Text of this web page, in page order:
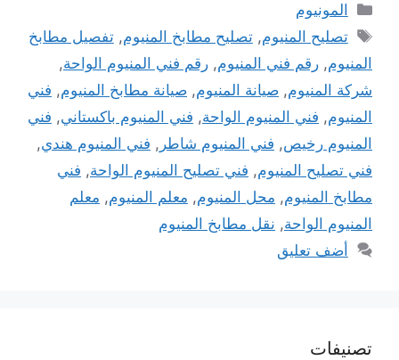
التصنيفات
المونيوم
الوسوم
تصليح المنيوم,تصليح مطابخ المنيوم,تفصيل مطابخ
المنيوم, رقم فني المنيوم, رقم فني المنيوم الواحة,
شركة المنيوم, صيانة المنيوم, صيانة مطابخ المنيوم, فني
المنيوم, فني المنيوم الواحة, فني المنيوم باكستاني, فني
المنيوم رخيص, فني المنيوم شاطر , فني المنيوم هندي,
فني تصليح المنيوم, فني تصليح المنيوم الواحة, فني
مطابخ المنيوم, محل المنيوم, معلم المنيوم, معلم
المنيوم الواحة, نقل مطابخ المنيوم
أضف تعليق
تصنيفات